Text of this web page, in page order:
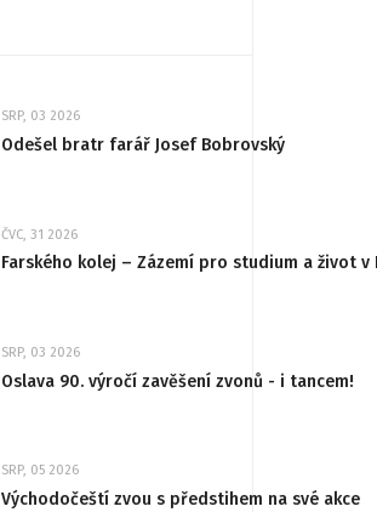
SRP, 03 2026
Odešel bratr farář Josef Bobrovský
ČVC, 31 2026
Farského kolej – Zázemí pro studium a život v
SRP, 03 2026
Oslava 90. výročí zavěšení zvonů - i tancem!
SRP, 05 2026
Východočeští zvou s předstihem na své akce